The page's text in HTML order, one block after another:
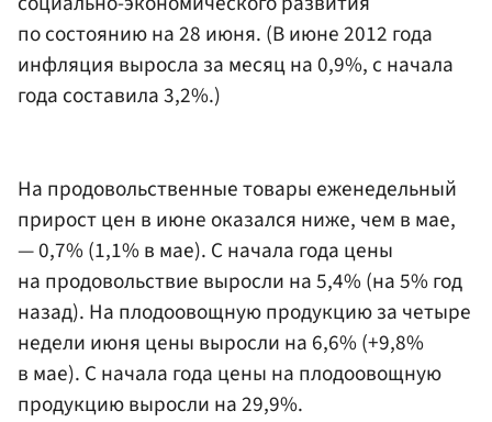
по состоянию на 28 июня. (В июне 2012 года
инфляция выросла за месяц на 0,9%, с начала
года составила 3,2%.)
На продовольственные товары еженедельный
прирост цен в июне оказался ниже, чем в мае,
— 0,7% (1,1% в мае). С начала года цены
на продовольствие выросли на 5,4% (на 5% год
назад). На плодоовощную продукцию за четыре
недели июня цены выросли на 6,6% (+9,8%
в мае). С начала года цены на плодоовощную
продукцию выросли на 29,9%.